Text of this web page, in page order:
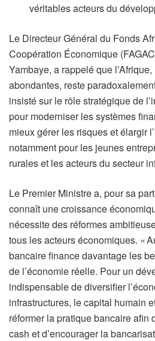
véritables acteurs du
Le Directeur Général du Fonds
Coopération Économique
Yambaye, a rappelé que
abondantes, reste
insisté sur le rôle stratégique de
pour moderniser les systèmes
mieux gérer les risques et élargir
notamment pour les jeunes
rurales et les acteurs du secteur
Le Premier Ministre a, pour sa
connaît une croissance
nécessite des réformes
tous les acteurs économiques. «
bancaire finance davantage les
de l’économie réelle. Pour un
indispensable de diversifier
infrastructures, le capital humain
réformer la pratique bancaire afin
cash et d’encourager la